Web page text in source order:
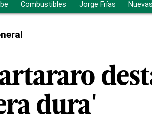
Combustibles Jorge Frías
dura'